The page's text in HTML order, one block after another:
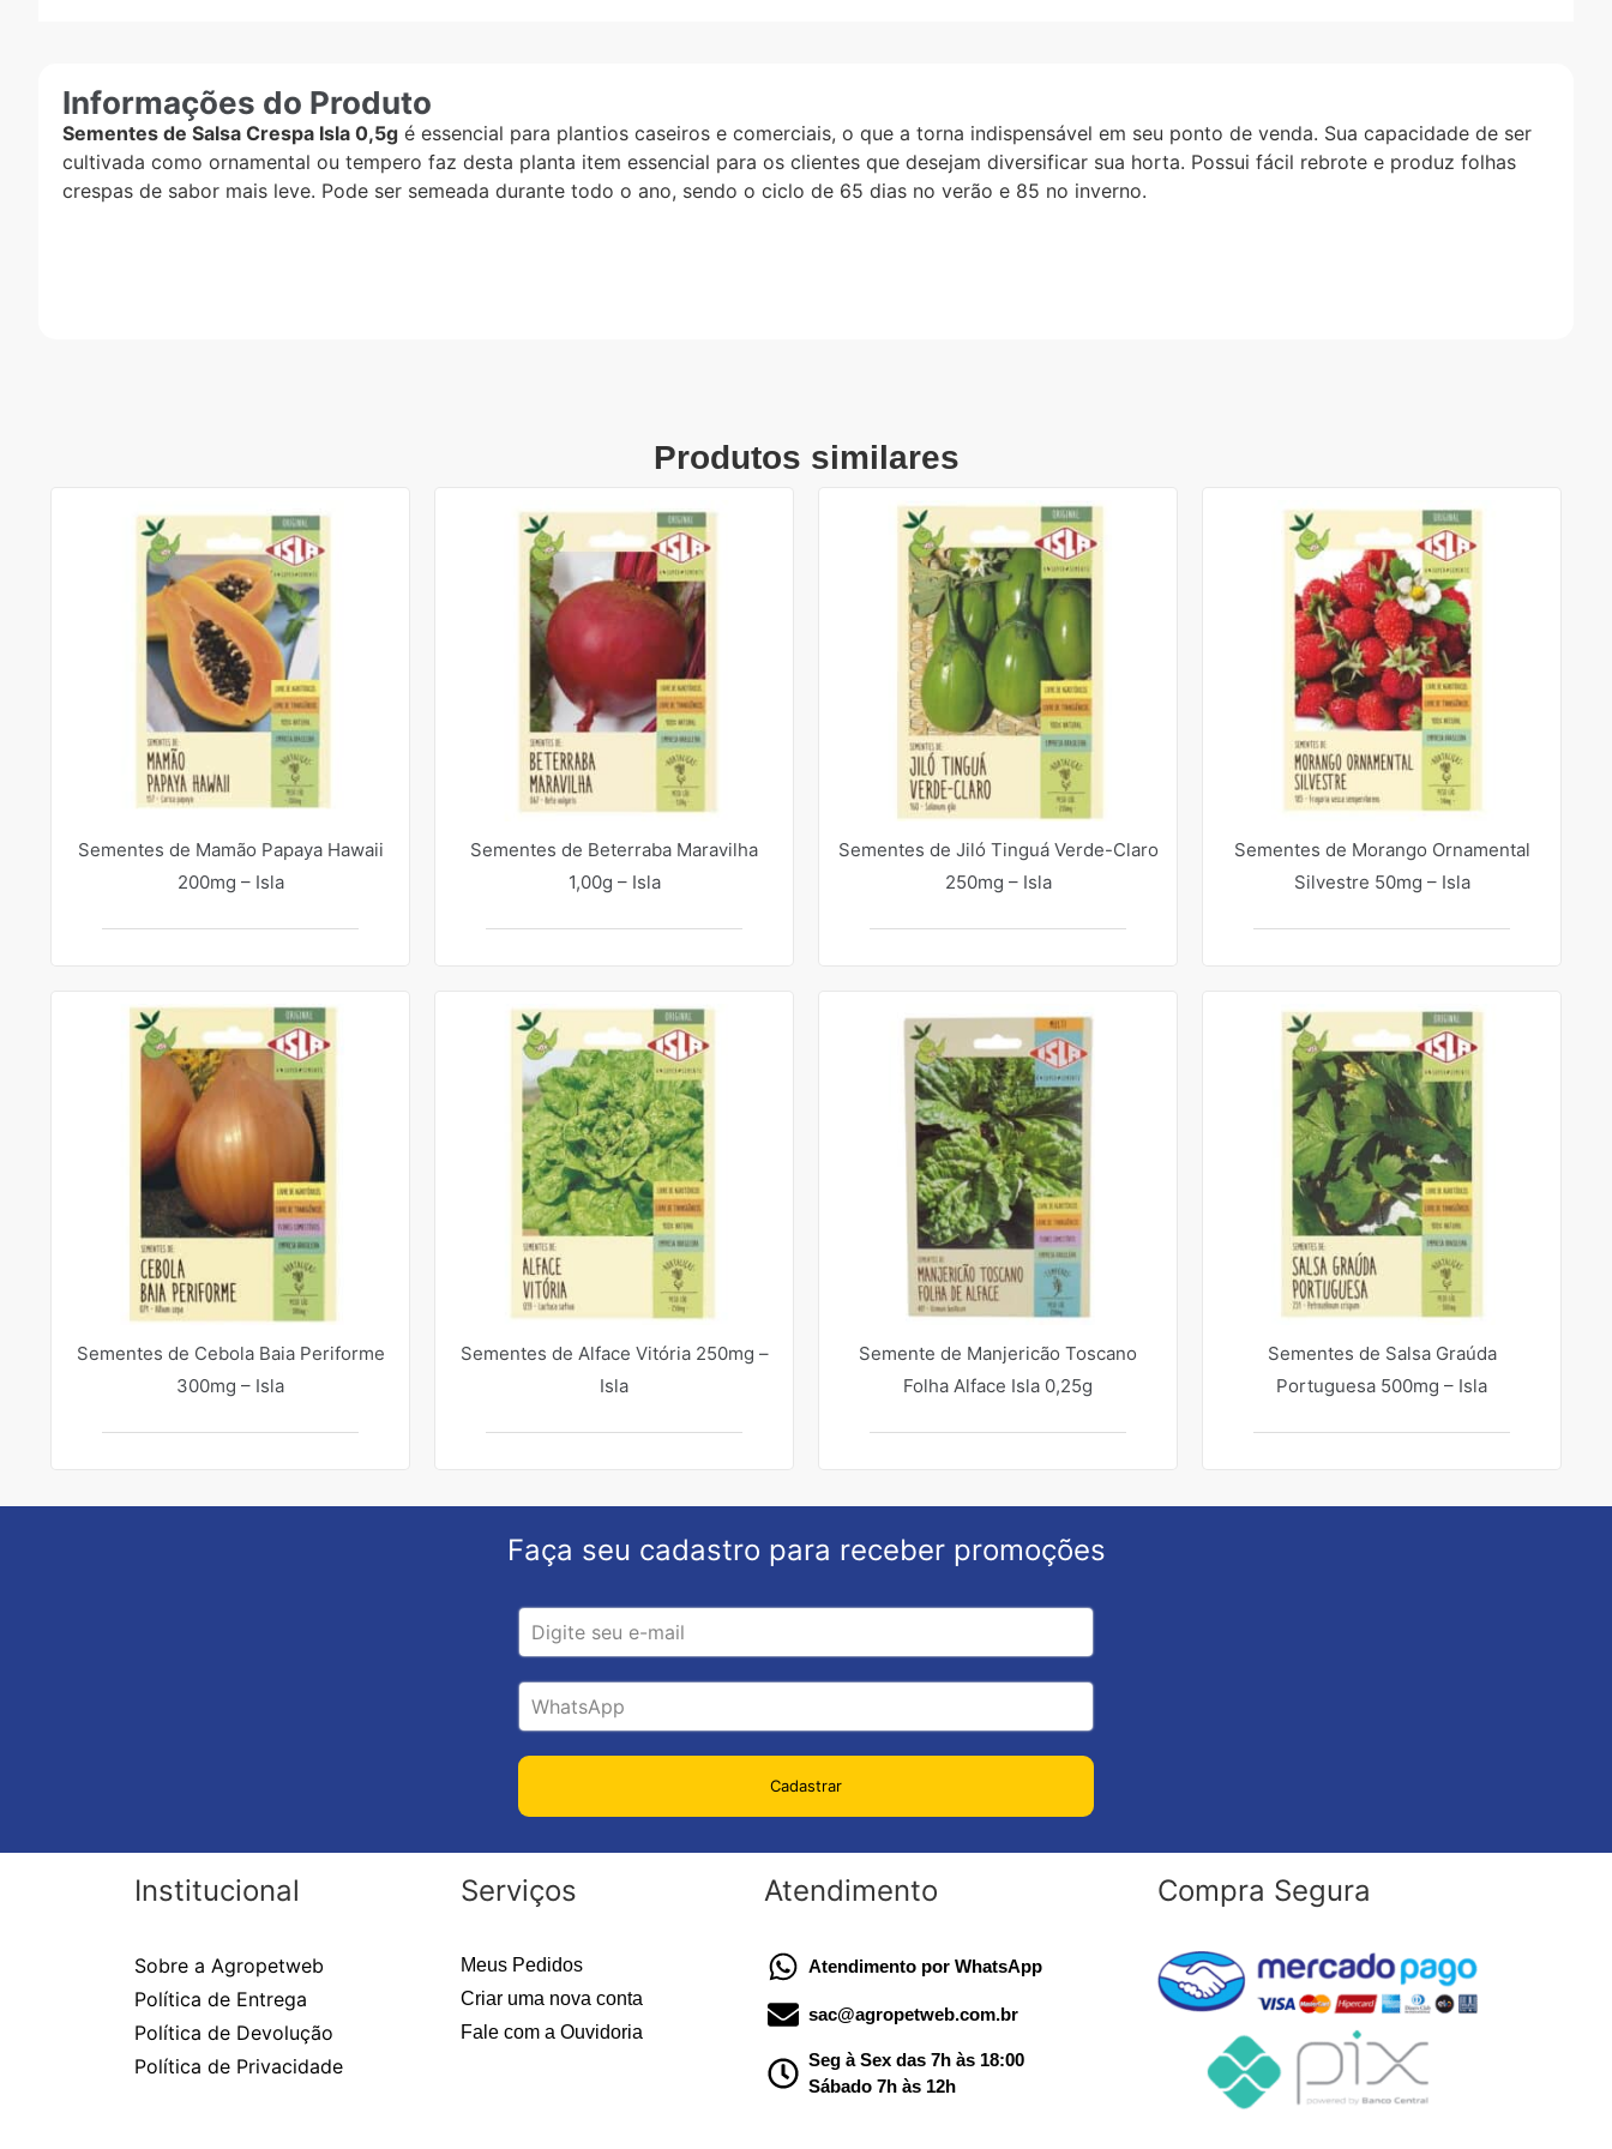
Informações do Produto
Sementes de Salsa Crespa Isla 0,5g é essencial para plantios caseiros e comerciais, o que a torna indispensável em seu ponto de venda. Sua capacidade de ser
cultivada como ornamental ou tempero faz desta planta item essencial para os clientes que desejam diversificar sua horta. Possui fácil rebrote e produz folhas
crespas de sabor mais leve. Pode ser semeada durante todo o ano, sendo o ciclo de 65 dias no verão e 85 no inverno.
Produtos similares
Sementes de Mamão Papaya Hawaii
200mg – Isla
Sementes de Beterraba Maravilha
1,00g – Isla
Sementes de Jiló Tinguá Verde-Claro
250mg – Isla
Sementes de Morango Ornamental
Silvestre 50mg – Isla
Sementes de Cebola Baia Periforme
300mg – Isla
Sementes de Alface Vitória 250mg –
Isla
Semente de Manjericão Toscano
Folha Alface Isla 0,25g
Sementes de Salsa Graúda
Portuguesa 500mg – Isla
Faça seu cadastro para receber promoções
Cadastrar
Institucional
Sobre a Agropetweb
Política de Entrega
Política de Devolução
Política de Privacidade
Serviços
Meus Pedidos
Criar uma nova conta
Fale com a Ouvidoria
Atendimento
Atendimento por WhatsApp
sac@agropetweb.com.br
Seg à Sex das 7h às 18:00
Sábado 7h às 12h
Compra Segura